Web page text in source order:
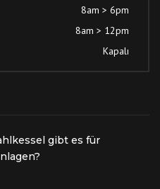
8am > 6pm
8am > 12pm
Kapalı
gibt es für